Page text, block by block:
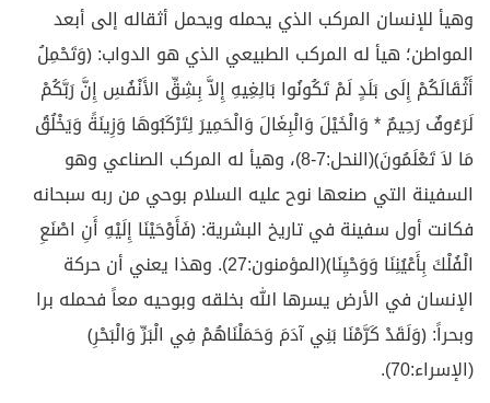
وهيأ للإنسان المركب الذي يحمله ويحمل أثقاله إلى أبعد
المواطن؛ هيأ له المركب الطبيعي الذي هو الدواب: ﴿وَتَحْمِلُ
أَثْقَالَكُمْ إِلَى بَلَدٍ لَمْ تَكُونُوا بَالِغِيهِ إِلاَّ بِشِقِّ الأَنْفُسِ إِنَّ رَبَّكُمْ
لَرَءُوفٌ رَحِيمٌ * وَالْخَيْلَ وَالْبِغَالَ وَالْحَمِيرَ لِتَرْكَبُوهَا وَزِينَةً وَيَخْلُقُ
مَا لاَ تَعْلَمُونَ﴾(النحل:7-8)، وهيأ له المركب الصناعي وهو
السفينة التي صنعها نوح عليه السلام بوحي من ربه سبحانه
فكانت أول سفينة في تاريخ البشرية: ﴿فَأَوْحَيْنَا إِلَيْهِ أَنِ اصْنَعِ
الْفُلْكَ بِأَعْيُنِنَا وَوَحْيِنَا﴾(المؤمنون:27). وهذا يعني أن حركة
الإنسان في الأرض يسرها الله بخلقه وبوحيه معاً فحمله برا
وبحراً: ﴿وَلَقَدْ كَرَّمْنَا بَنِي آدَمَ وَحَمَلْنَاهُمْ فِي الْبَرِّ وَالْبَحْرِ﴾
(الإسراء:70).